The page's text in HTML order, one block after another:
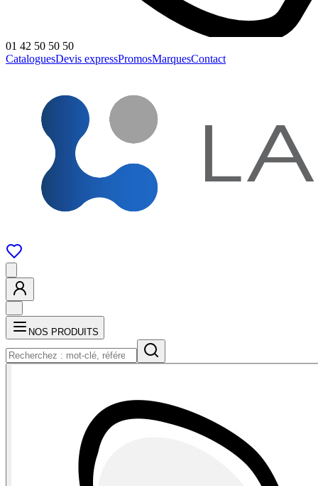
01 42 50 50 50
CataloguesDevis expressPromosMarquesContact
NOS PRODUITS